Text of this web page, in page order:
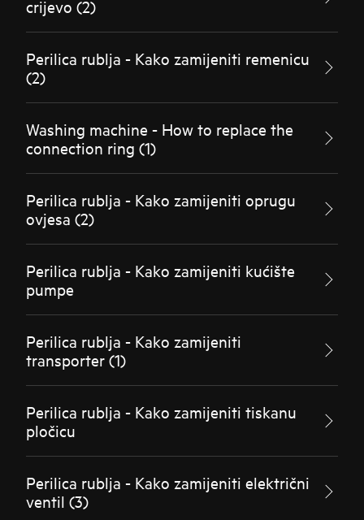
crijevo (2)
Perilica rublja - Kako zamijeniti remenicu
(2)
Washing machine - How to replace the
connection ring (1)
Perilica rublja - Kako zamijeniti oprugu
ovjesa (2)
Perilica rublja - Kako zamijeniti kućište
pumpe
Perilica rublja - Kako zamijeniti
transporter (1)
Perilica rublja - Kako zamijeniti tiskanu
pločicu
Perilica rublja - Kako zamijeniti električni
ventil (3)